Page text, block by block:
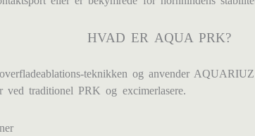
HVAD ER AQUA PRK?
teknikken og anvender
traditionel PRK og excimerlasere.